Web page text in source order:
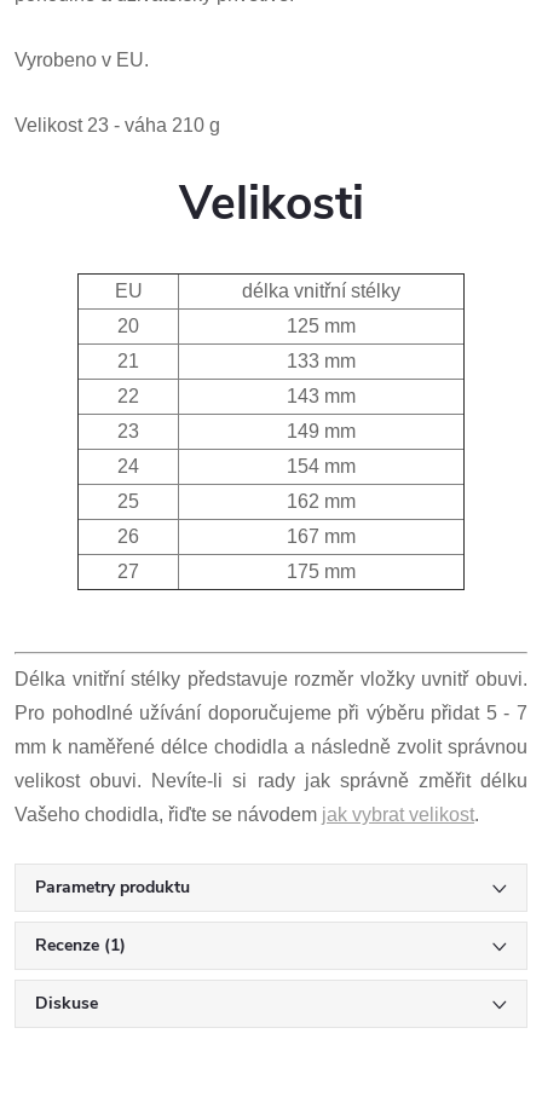
Vyrobeno v EU.
Velikost 23 - váha 210 g
Velikosti
EU
délka vnitřní stélky
20
125 mm
21
133 mm
22
143 mm
23
149 mm
24
154 mm
25
162 mm
26
167 mm
27
175 mm
Délka vnitřní stélky představuje rozměr vložky uvnitř obuvi.
Pro pohodlné užívání doporučujeme při výběru přidat 5 - 7
mm k naměřené délce chodidla a následně zvolit správnou
velikost obuvi. Nevíte-li si rady jak správně změřit délku
Vašeho chodidla, řiďte se návodem jak vybrat velikost.
Parametry produktu
Recenze (1)
Diskuse